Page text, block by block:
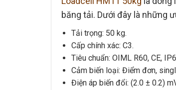
băng tải. Dưới đây là những
Tải trọng: 50 kg.
Cấp chính xác: C3.
Tiêu chuẩn: OIML R60, CE,
Cảm biến loại: Điểm đơn,
Điện áp biến đổi: (2.0 ± 0.2)